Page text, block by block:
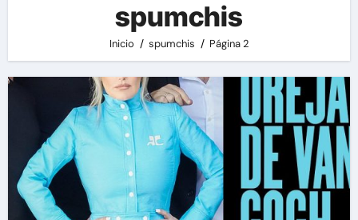
spumchis
Inicio spumchis Página 2